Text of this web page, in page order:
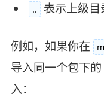
.. 表示上级目
例如，如果你在
导入同一个包下的
入：